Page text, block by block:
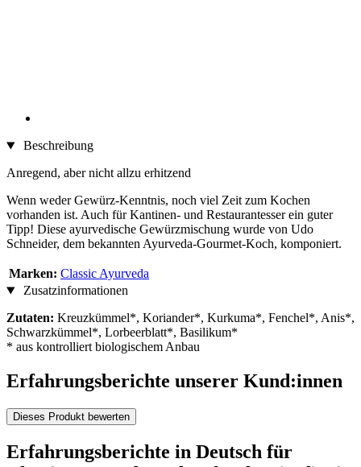
Beschreibung
Anregend, aber nicht allzu erhitzend
Wenn weder Gewürz-Kenntnis, noch viel Zeit zum Kochen
vorhanden ist. Auch für Kantinen- und Restaurantesser ein guter
Tipp! Diese ayurvedische Gewürzmischung wurde von Udo
Schneider, dem bekannten Ayurveda-Gourmet-Koch, komponiert.
Marken: Classic Ayurveda
Zusatzinformationen
Zutaten: Kreuzkümmel*, Koriander*, Kurkuma*, Fenchel*, Anis*,
Schwarzkümmel*, Lorbeerblatt*, Basilikum*
* aus kontrolliert biologischem Anbau
Erfahrungsberichte unserer Kund:innen
Dieses Produkt bewerten
Erfahrungsberichte in Deutsch für